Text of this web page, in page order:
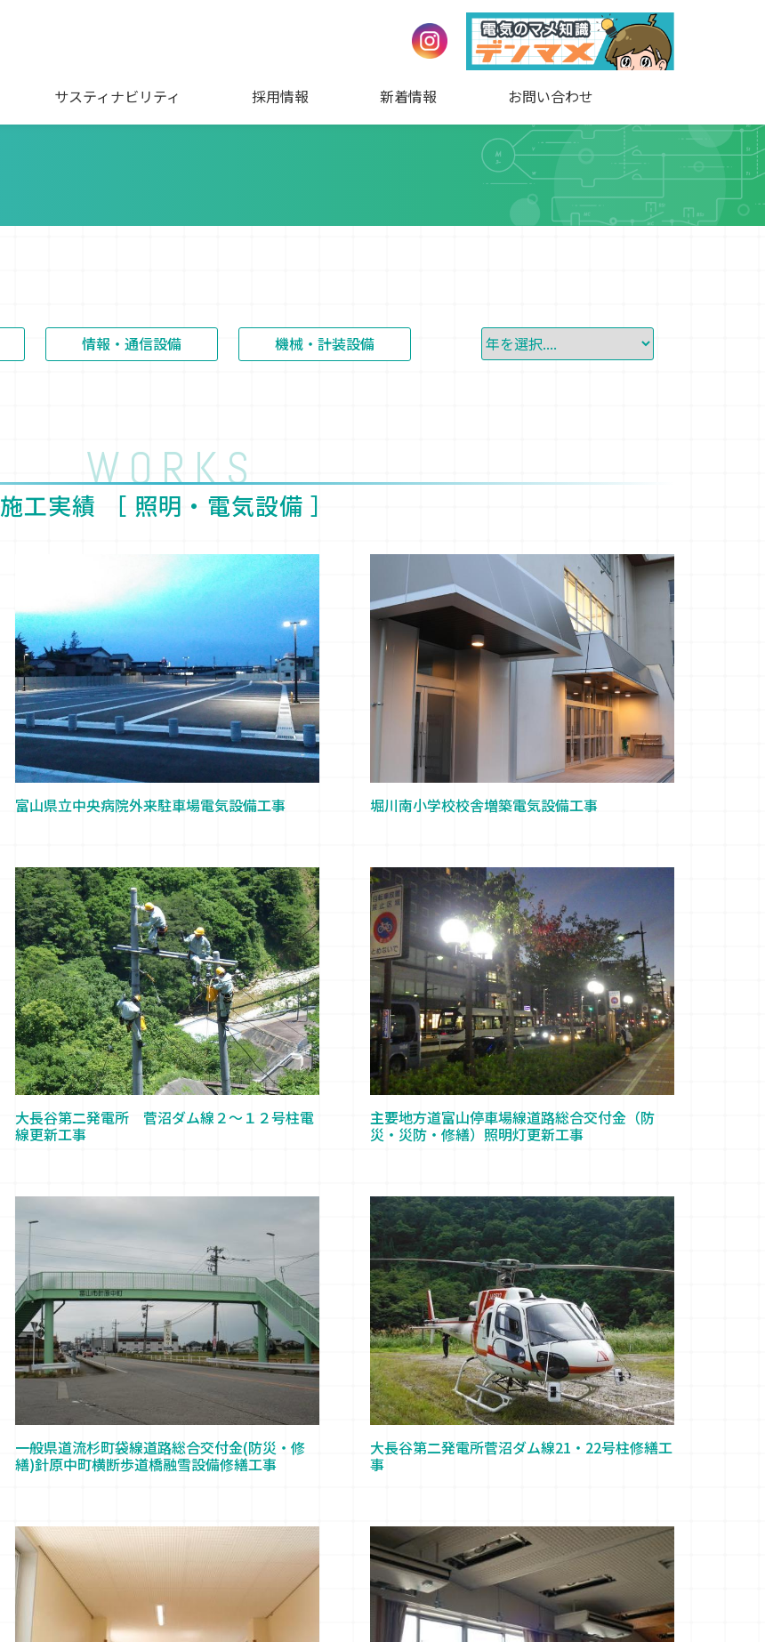
サスティナビリティ 採用情報 新着情報 お問い合わせ
WORKS
施工実績 ［ 照明・電気設備 ］
富山県立中央病院外来駐車場電気設備工事 堀川南小学校校舎増築電気設備工事
大長谷第二発電所 菅沼ダム線２～１２号柱電
線更新工事
主要地方道富山停車場線道路総合交付金（防
災・災防・修繕）照明灯更新工事
一般県道流杉町袋線道路総合交付金(防災・修
繕)針原中町横断歩道橋融雪設備修繕工事
大長谷第二発電所菅沼ダム線21・22号柱修繕工
事
情報・通信設備 機械・計装設備